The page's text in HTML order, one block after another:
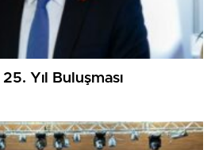
Yıl Buluşması